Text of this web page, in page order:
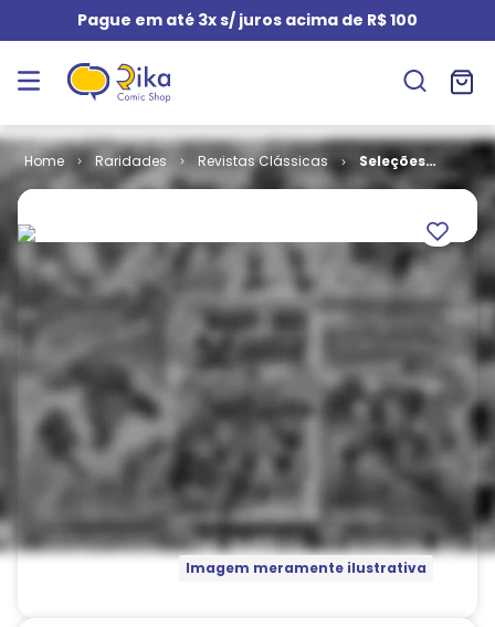
Pague em até 3x s/ juros acima de R$ 100
Raridades Revistas Clássicas
Seleções
Tintin # 1
Imagem meramente ilustrativa